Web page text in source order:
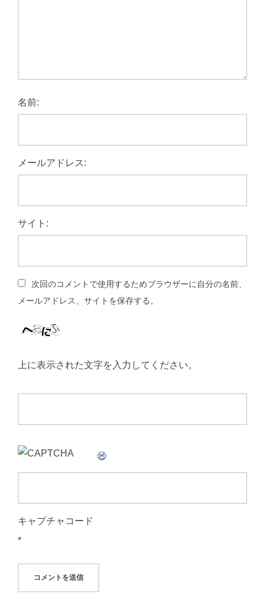
名前:
メールアドレス:
サイト:
次回のコメントで使用するためブラウザーに自分の名前、
メールアドレス、サイトを保存する。
上に表示された文字を入力してください。
キャプチャコード
*